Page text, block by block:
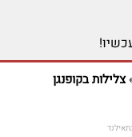
צלילות בקופנגן